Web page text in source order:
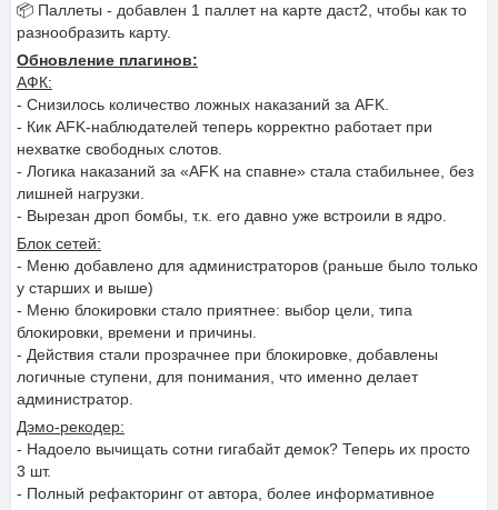
📦 Паллеты - добавлен 1 паллет на карте даст2, чтобы как то
разнообразить карту.
Обновление плагинов:
АФК:
- Снизилось количество ложных наказаний за AFK.
- Кик AFK-наблюдателей теперь корректно работает при
нехватке свободных слотов.
- Логика наказаний за «AFK на спавне» стала стабильнее, без
лишней нагрузки.
- Вырезан дроп бомбы, т.к. его давно уже встроили в ядро.
Блок сетей:
- Меню добавлено для администраторов (раньше было только
у старших и выше)
- Меню блокировки стало приятнее: выбор цели, типа
блокировки, времени и причины.
- Действия стали прозрачнее при блокировке, добавлены
логичные ступени, для понимания, что именно делает
администратор.
Дэмо-рекодер:
- Надоело вычищать сотни гигабайт демок? Теперь их просто
3 шт.
- Полный рефакторинг от автора, более информативное